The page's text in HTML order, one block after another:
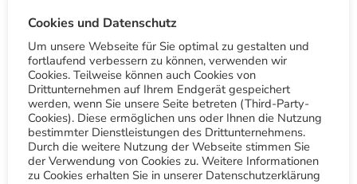
Vorher-Nachher-Vergleich Kleid
Vorher-Nachher-Vergleich Vorhänge
Hol dir unsere App
“Stuttgart
Textilreinigung”
Cookies und Datenschutz
Um unsere Webseite für Sie optimal zu gestalten und
fortlaufend verbessern zu können, verwenden wir
Cookies. Teilweise können auch Cookies von
Drittunternehmen auf Ihrem Endgerät gespeichert
werden, wenn Sie unsere Seite betreten (Third-Party-
Cookies). Diese ermöglichen uns oder Ihnen die Nutzung
bestimmter Dienstleistungen des Drittunternehmens.
Durch die weitere Nutzung der Webseite stimmen Sie
der Verwendung von Cookies zu. Weitere Informationen
zu Cookies erhalten Sie in unserer Datenschutzerklärung